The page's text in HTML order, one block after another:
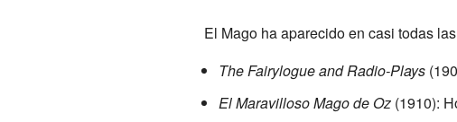
El Mago ha aparecido en casi todas
The Fairylogue and Radio-Plays
El Maravilloso Mago de Oz(1910):